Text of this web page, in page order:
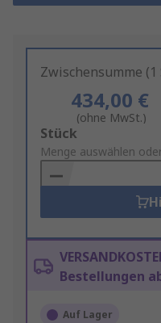
Zwischensumme (1
434,00 €
(ohne MwSt.)
Add
to
Basket
Stück
Menge auswählen
Bestellungen
Auf Lager